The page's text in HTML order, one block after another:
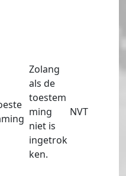
Zolang
als de
toestem
ming
niet is
ingetrok
ken.
NVT